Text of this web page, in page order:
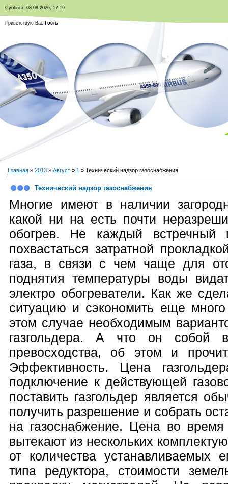
Суббота, 08.08.2026, 17:19
Приветствую Вас Гость
Главная» 2013 » Август » 1 » Технический надзор газоснабжения
Технический надзор газоснабжения
Многие имеют в наличии
какой ни на есть почти
обогрев. Не каждый встречный
похвастаться затратной
газа, в связи с чем чаще для
поднятия температуры воды
электро обогреватели. Как же
ситуацию и сэкономить еще
этом случае необходимым
газгольдера. А что он собой
превосходства, об этом и
Эффективность. Цена
подключение к действующей
поставить газгольдер является
получить разрешение и собрать
на газоснабжение. Цена во время
вытекают из нескольких
от количества устанавливаемых
типа редуктора, стоимости